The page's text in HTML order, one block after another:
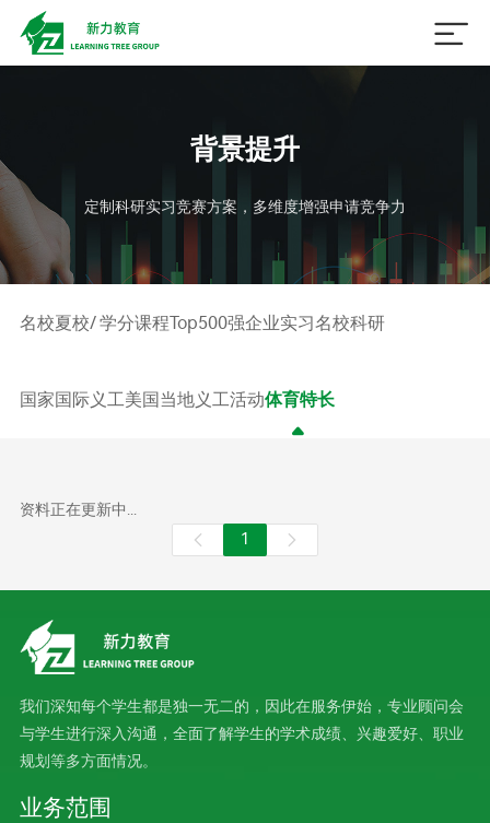

背景提升
定制科研实习竞赛方案，多维度增强申请竞争力
名校夏校/ 学分课程Top500强企业实习名校科研
国家国际义工美国当地义工活动体育特长
资料正在更新中...
 1 
我们深知每个学生都是独一无二的，因此在服务伊始，专业顾问会
与学生进行深入沟通，全面了解学生的学术成绩、兴趣爱好、职业
规划等多方面情况。
业务范围